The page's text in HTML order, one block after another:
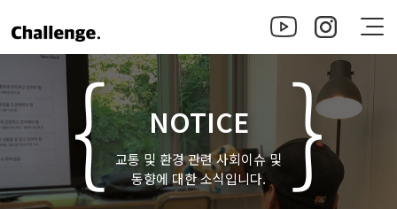
NOTICE
교통 및 환경 관련 사회이슈 및
동향에 대한 소식입니다.